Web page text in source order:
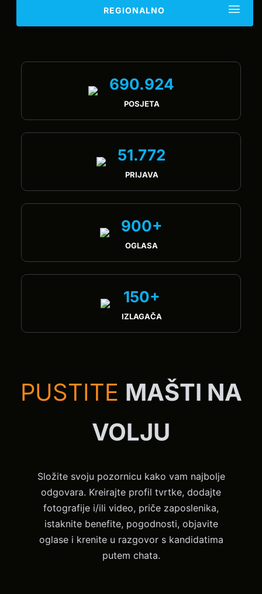
REGIONALNO
690.924
POSJETA
51.772
PRIJAVA
900+
OGLASA
150+
IZLAGAČA
PUSTITE MAŠTI NA
VOLJU
Složite svoju pozornicu kako vam najbolje
odgovara. Kreirajte profil tvrtke, dodajte
fotografije i/ili video, priče zaposlenika,
istaknite benefite, pogodnosti, objavite
oglase i krenite u razgovor s kandidatima
putem chata.